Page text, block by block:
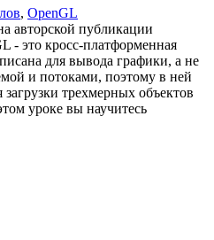
, OpenGL
авторской публикации
- это кросс-платформенная
для вывода графики, а не
и потоками, поэтому в ней
трехмерных объектов
уроке вы научитесь